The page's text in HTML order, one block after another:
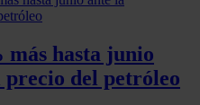
más hasta junio
precio del petróleo